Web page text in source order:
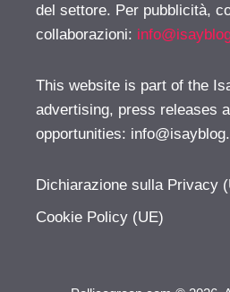
del settore. Per pubblicità,
collaborazioni:
This website is part of the
advertising, press releases
opportunities:
Dichiarazione sulla Privacy
Cookie Policy (UE)